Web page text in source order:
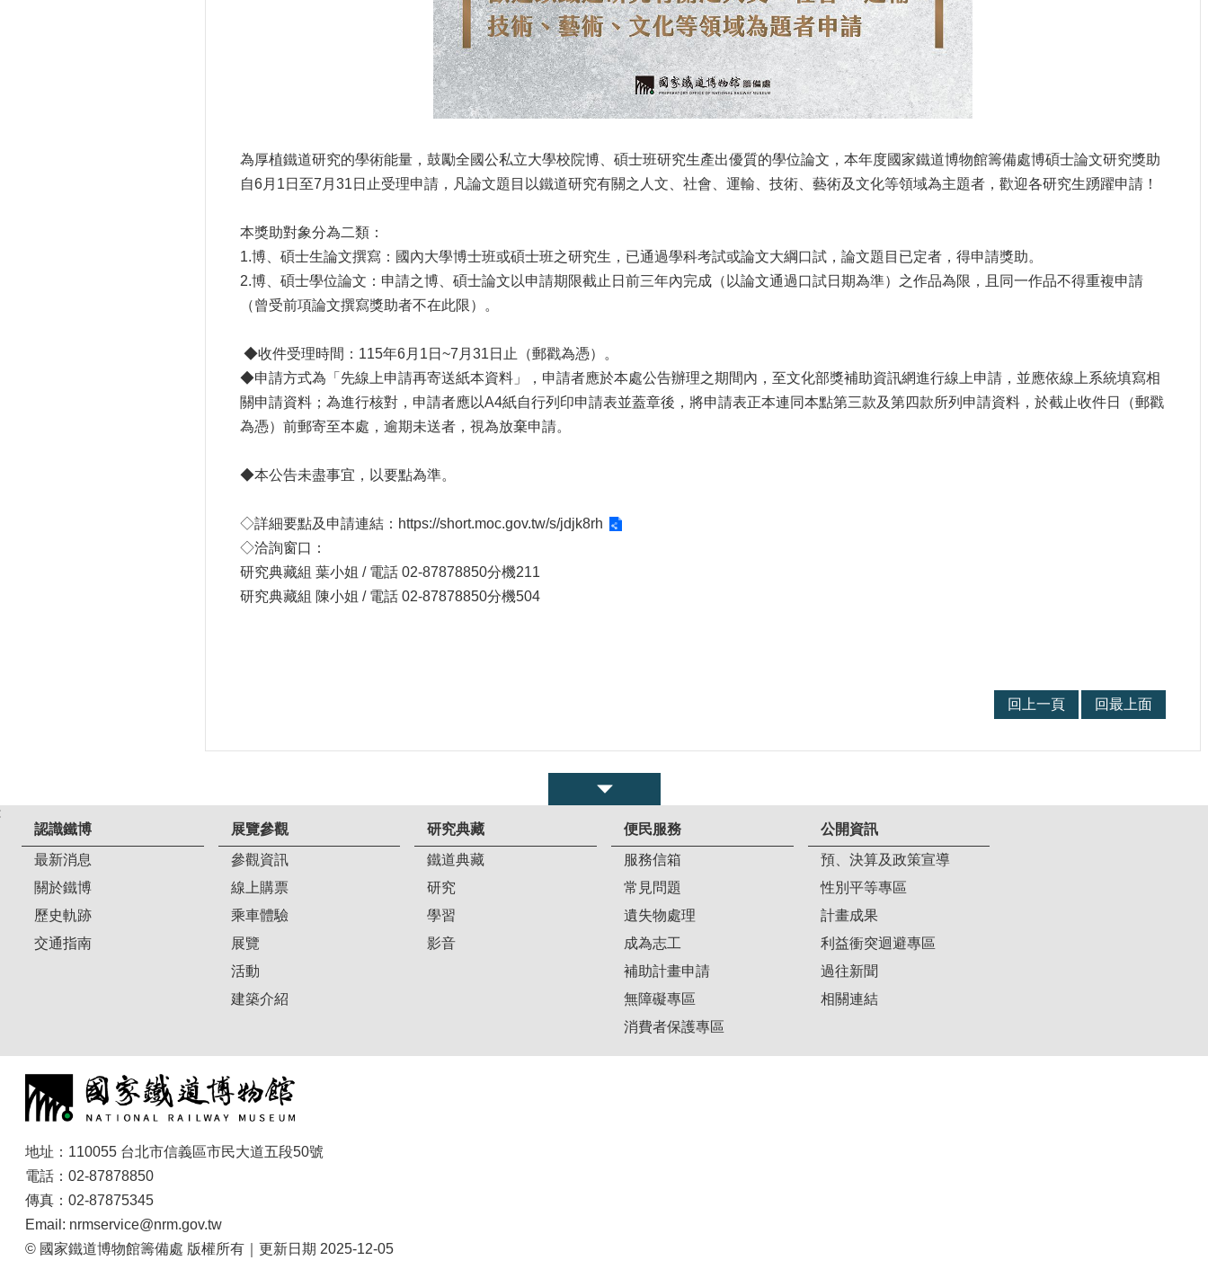
為厚植鐵道研究的學術能量，鼓勵全國公私立大學校院博、碩士班研究生產出優質的學位論文，本年度國家鐵道博物館籌備處博碩士論文研究獎助
自6月1日至7月31日止受理申請，凡論文題目以鐵道研究有關之人文、社會、運輸、技術、藝術及文化等領域為主題者，歡迎各研究生踴躍申請！
本獎助對象分為二類：
1.博、碩士生論文撰寫：國內大學博士班或碩士班之研究生，已通過學科考試或論文大綱口試，論文題目已定者，得申請獎助。
2. 博、碩士學位論文：申請之博、碩士論文以申請期限截止日前三年內完成（以論文通過口試日期為準）之作品為限，且同一作品不得重複申請
（曾受前項論文撰寫獎助者不在此限）。
◆收件受理時間：115年6月1日~7月31日止（郵戳為憑）。
◆申請方式為「先線上申請再寄送紙本資料」，申請者應於本處公告辦理之期間內，至文化部獎補助資訊網進行線上申請，並應依線上系統填寫相
關申請資料；為進行核對，申請者應以A4紙自行列印申請表並蓋章後，將申請表正本連同本點第三款及第四款所列申請資料，於截止收件日（郵戳
為憑）前郵寄至本處，逾期未送者，視為放棄申請。
◆本公告未盡事宜，以要點為準。
◇詳細要點及申請連結： https://short.moc.gov.tw/s/jdjk8rh
◇洽詢窗口：
研究典藏組 葉小姐 / 電話 02-87878850分機211
研究典藏組 陳小姐 / 電話 02-87878850分機504
回上一頁 回最上面
認識鐵博
最新消息
關於鐵博
歷史軌跡
交通指南
展覽參觀
參觀資訊
線上購票
乘車體驗
展覽
活動
建築介紹
研究典藏
鐵道典藏
研究
學習
影音
便民服務
服務信箱
常見問題
遺失物處理
成為志工
補助計畫申請
無障礙專區
消費者保護專區
公開資訊
預、決算及政策宣導
性別平等專區
計畫成果
利益衝突迴避專區
過往新聞
相關連結
地址：110055 台北市信義區市民大道五段50號
電話：02-87878850
傳真：02-87875345
Email: nrmservice@nrm.gov.tw
© 國家鐵道博物館籌備處 版權所有｜更新日期 2025-12-05